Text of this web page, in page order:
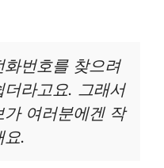
번호를 찾으려
라고요. 그래서
여러분에겐 작
요.